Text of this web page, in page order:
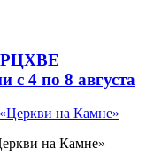
РЦХВЕ
4 по 8 августа
на Камне»